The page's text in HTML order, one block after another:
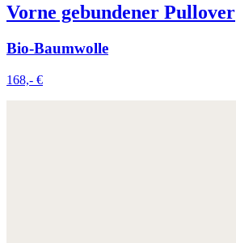
Vorne gebundener Pullover
Bio-Baumwolle
168,- €